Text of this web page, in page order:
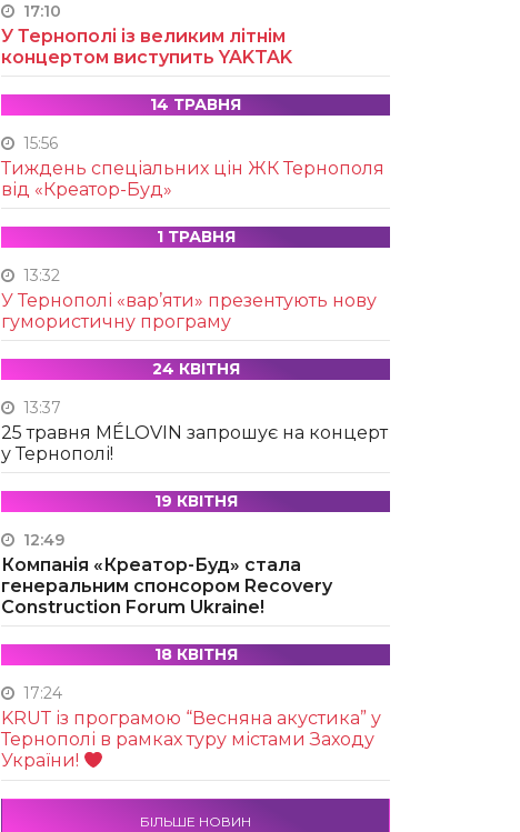
17:10
У Тернополі із великим літнім
концертом виступить YAKTAK
14 ТРАВНЯ
15:56
Тиждень спеціальних цін ЖК Тернополя
від «Креатор-Буд»
1 ТРАВНЯ
13:32
У Тернополі «вар’яти» презентують нову
гумористичну програму
24 КВІТНЯ
13:37
25 травня MÉLOVIN запрошує на концерт
у Тернополі!
19 КВІТНЯ
12:49
Компанія «Креатор-Буд» стала
генеральним спонсором Recovery
Construction Forum Ukraine!
18 КВІТНЯ
17:24
KRUТ із програмою “Весняна акустика” у
Тернополі в рамках туру містами Заходу
України!
БІЛЬШЕ НОВИН